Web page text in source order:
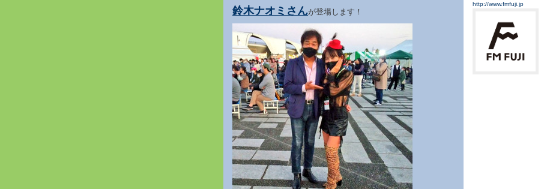
鈴木ナオミさんが登場します！
http://www.fmfuji.jp